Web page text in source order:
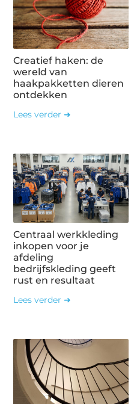
Creatief haken: de
wereld van
haakpakketten dieren
ontdekken
Lees verder ➜
Centraal werkkleding
inkopen voor je
afdeling
bedrijfskleding geeft
rust en resultaat
Lees verder ➜